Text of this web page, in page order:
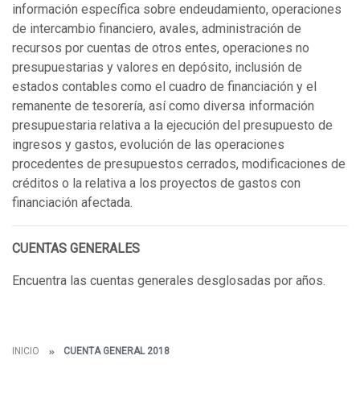
información específica sobre endeudamiento, operaciones
de intercambio financiero, avales, administración de
recursos por cuentas de otros entes, operaciones no
presupuestarias y valores en depósito, inclusión de
estados contables como el cuadro de financiación y el
remanente de tesorería, así como diversa información
presupuestaria relativa a la ejecución del presupuesto de
ingresos y gastos, evolución de las operaciones
procedentes de presupuestos cerrados, modificaciones de
créditos o la relativa a los proyectos de gastos con
financiación afectada.
CUENTAS GENERALES
Encuentra las cuentas generales desglosadas por años.
INICIO CUENTA GENERAL 2018